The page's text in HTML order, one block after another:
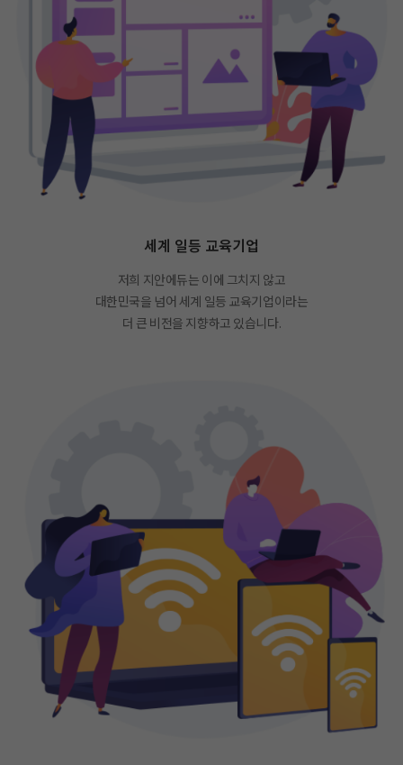
세계 일등 교육기업
저희 지안에듀는 이에 그치지 않고
대한민국을 넘어 세계 일등 교육기업이라는
더 큰 비전을 지향하고 있습니다.